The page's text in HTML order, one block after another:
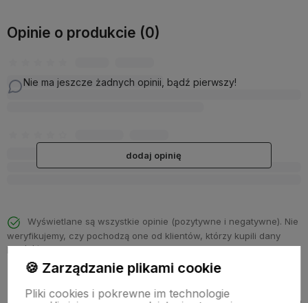
Opinie o produkcie (0)
Nie ma jeszcze żadnych opinii, bądź pierwszy!
dodaj opinię
Wyświetlane są wszystkie opinie (pozytywne i negatywne). Nie
weryfikujemy, czy pochodzą one od klientów, którzy kupili dany
produkt.
🍪 Zarządzanie plikami cookie
Pliki cookies i pokrewne im technologie